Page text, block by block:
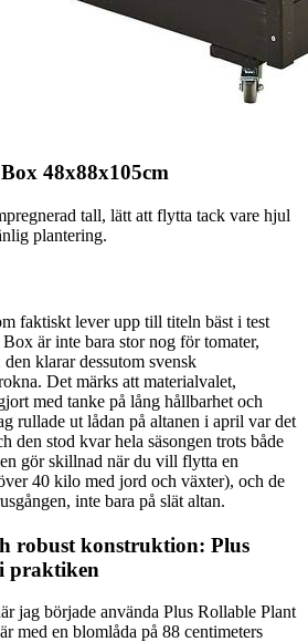
48x88x105cm
tall, lätt att flytta tack vare hjul
plantering.
faktiskt lever upp till titeln bäst i test
är inte bara stor nog för tomater,
klarar dessutom svensk
Det märks att materialvalet,
med tanke på lång hållbarhet och
rullade ut lådan på altanen i april var det
den stod kvar hela säsongen trots både
gör skillnad när du vill flytta en
40 kilo med jord och växter), och de
inte bara på slät altan.
robust konstruktion: Plus
praktiken
jag började använda Plus Rollable Plant
med en blomlåda på 88 centimeters